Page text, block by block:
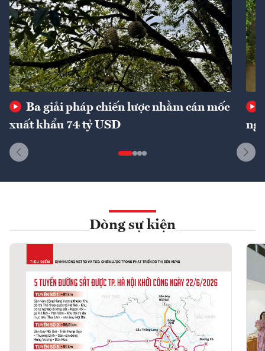
Ba giải pháp chiến lược nhằm cán mốc
xuất khẩu 74 tỷ USD
Dòng sự kiện